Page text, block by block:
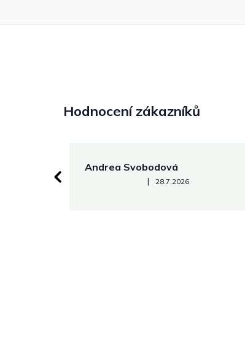
Hodnocení zákazníků
Andrea Svobodová
Hodnocení obchodu je 5 z 5 hvězdiček.
| 28.7.2026